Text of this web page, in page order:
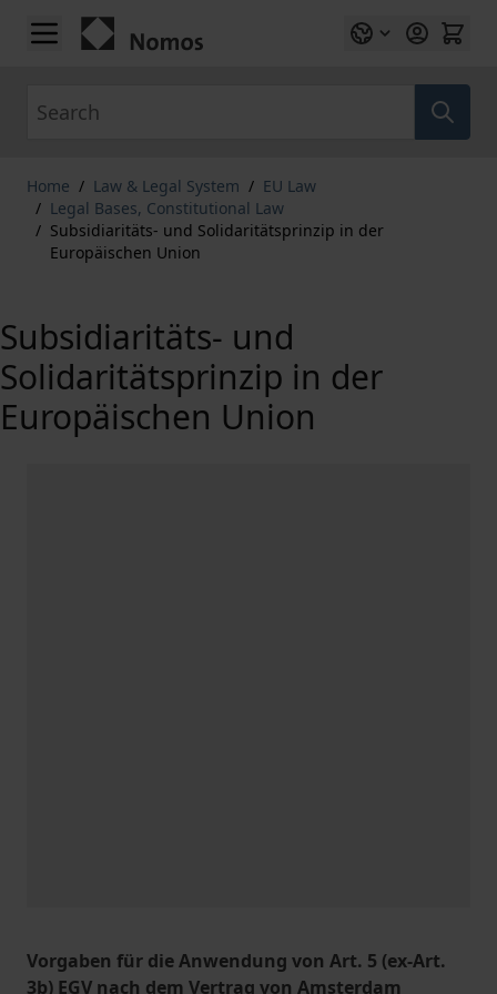
Skip to Content
Home / Law & Legal System / EU Law
/ Legal Bases, Constitutional Law
/ Subsidiaritäts- und Solidaritätsprinzip in der
Europäischen Union
Subsidiaritäts- und
Solidaritätsprinzip in der
Europäischen Union
Vorgaben für die Anwendung von Art. 5 (ex-Art.
3b) EGV nach dem Vertrag von Amsterdam